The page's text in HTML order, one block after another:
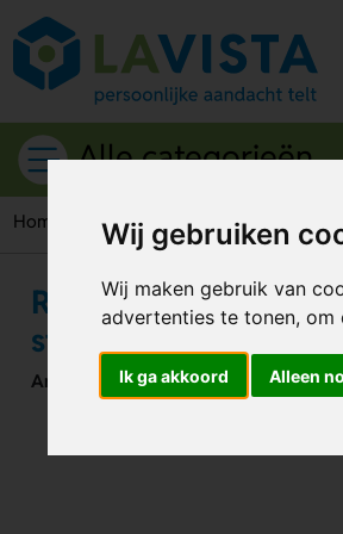
Wij gebruiken
Wij maken gebruik van
advertenties te tonen, om
Ik ga akkoord Alleen
Alle categorieën
Home Broodtrommels RVS
RVS lunchbox met
stijlvol en duurzaam
Artikelnummer:274981